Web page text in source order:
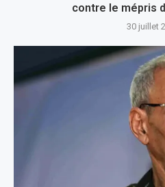
contre le mépris
30 juillet